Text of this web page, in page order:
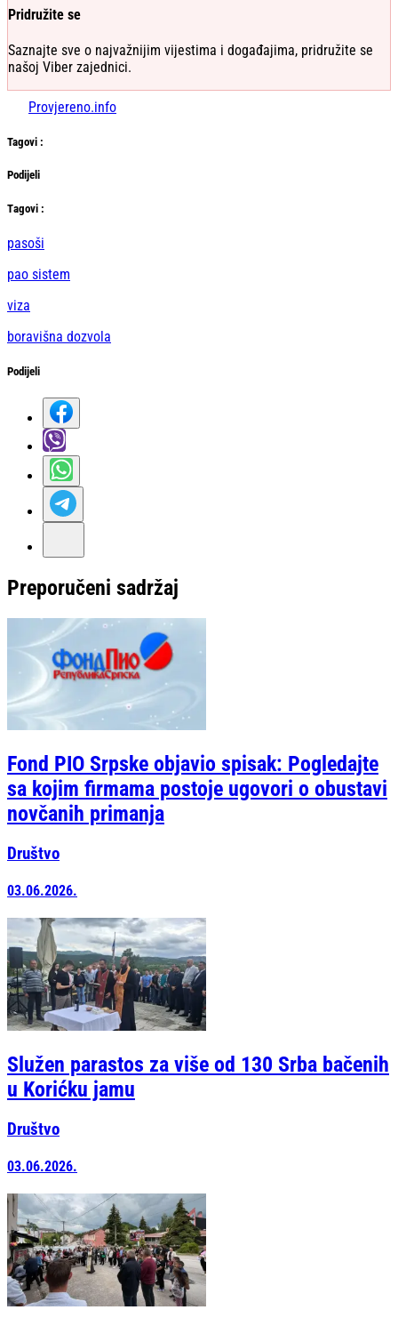
Pridružite se
Saznajte sve o najvažnijim vijestima i događajima, pridružite se
našoj Viber zajednici.
Provjereno.info
Tagovi :
Podijeli
Тagovi :
pasoši
pao sistem
viza
boravišna dozvola
Podijeli
Preporučeni sadržaj
Fond PIO Srpske objavio spisak: Pogledajte
sa kojim firmama postoje ugovori o obustavi
novčanih primanja
Društvo
03.06.2026.
Služen parastos za više od 130 Srba bačenih
u Korićku jamu
Društvo
03.06.2026.